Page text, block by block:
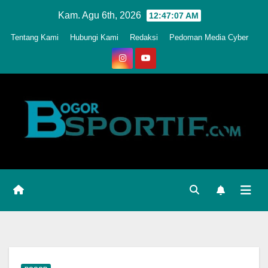
Kam. Agu 6th, 2026 12:47:10 AM
Tentang Kami Hubungi Kami Redaksi Pedoman Media Cyber